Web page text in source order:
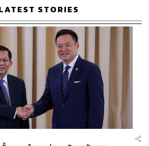
STORIES